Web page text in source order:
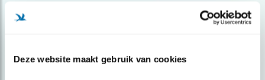
Deze website maakt gebruik van cookies
Meld je aan en ontvang nieuws, inspiratie, acties en tips
over vogels en activiteiten van Vogelbescherming.